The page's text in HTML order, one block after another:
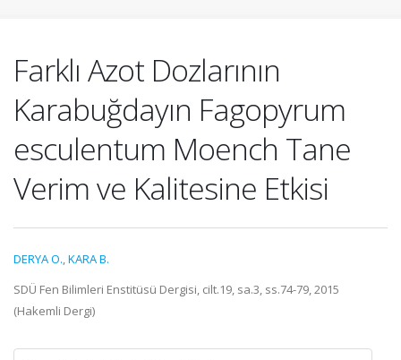
Farklı Azot Dozlarının
Karabuğdayın Fagopyrum
esculentum Moench Tane
Verim ve Kalitesine Etkisi
DERYA O.,KARA B.
SDÜ Fen Bilimleri Enstitüsü Dergisi, cilt.19, sa.3, ss.74-79, 2015
(Hakemli Dergi)